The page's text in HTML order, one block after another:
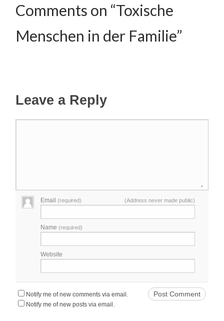
Comments on “Toxische
Menschen in der Familie”
Leave a Reply
Email(required) (Address never made public)
Name(required)
Website
Notify me of new comments via email.
Notify me of new posts via email.